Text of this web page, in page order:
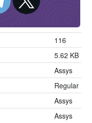
116
5.62 KB
Assys
Regular
Assys
Assys